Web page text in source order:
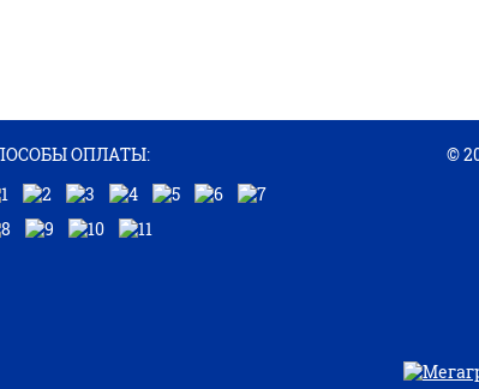
ОПЛАТЫ: ©